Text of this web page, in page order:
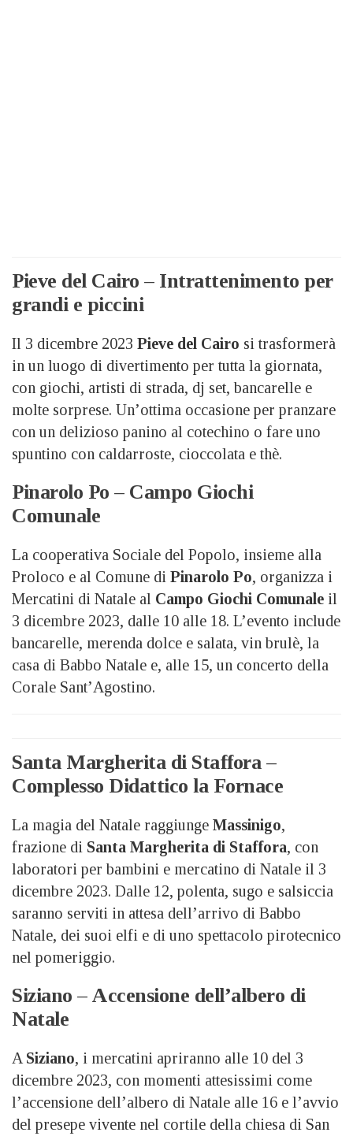
Pieve del Cairo – Intrattenimento per
grandi e piccini
Il 3 dicembre 2023 Pieve del Cairo si trasformerà
in un luogo di divertimento per tutta la giornata,
con giochi, artisti di strada, dj set, bancarelle e
molte sorprese. Un’ottima occasione per pranzare
con un delizioso panino al cotechino o fare uno
spuntino con caldarroste, cioccolata e thè.
Pinarolo Po – Campo Giochi
Comunale
La cooperativa Sociale del Popolo, insieme alla
Proloco e al Comune di Pinarolo Po, organizza i
Mercatini di Natale al Campo Giochi Comunale il
3 dicembre 2023, dalle 10 alle 18. L’evento include
bancarelle, merenda dolce e salata, vin brulè, la
casa di Babbo Natale e, alle 15, un concerto della
Corale Sant’Agostino.
Santa Margherita di Staffora –
Complesso Didattico la Fornace
La magia del Natale raggiunge Massinigo,
frazione di Santa Margherita di Staffora, con
laboratori per bambini e mercatino di Natale il 3
dicembre 2023. Dalle 12, polenta, sugo e salsiccia
saranno serviti in attesa dell’arrivo di Babbo
Natale, dei suoi elfi e di uno spettacolo pirotecnico
nel pomeriggio.
Siziano – Accensione dell’albero di
Natale
A Siziano, i mercatini apriranno alle 10 del 3
dicembre 2023, con momenti attesissimi come
l’accensione dell’albero di Natale alle 16 e l’avvio
del presepe vivente nel cortile della chiesa di San